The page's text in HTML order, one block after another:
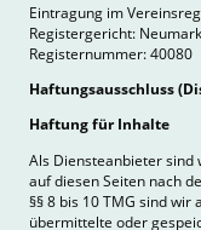
Eintragung im
Registergericht:
Registernummer: 40080
Haftungsausschluss
Haftung für Inhalte
Als Diensteanbieter sind
auf diesen Seiten nach
§§ 8 bis 10 TMG sind
übermittelte oder